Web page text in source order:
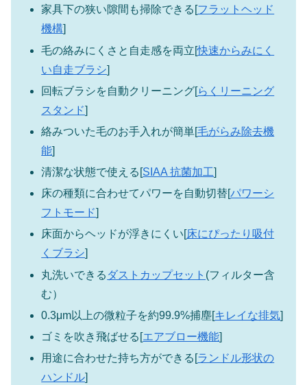
家具下の狭い隙間も掃除できる[フラットヘッド
機構]
毛の絡みにくさと自走感を両立[快速からみにく
い自走ブラシ]
回転ブラシを自動クリーニング[らくリーニング
スタンド]
絡みついた毛のお手入れが簡単[毛がらみ除去機
能]
清潔な状態で使える[SIAA 抗菌加工]
床の種類に合わせてパワーを自動切替[パワーシ
フトモード]
床面からヘッドが浮きにくい[ 床にぴったり吸付
くブラシ
丸洗いできる ダストカップセット (フィルター含
む）
0.3μm以上の微粒子を約99.9%捕塵[キレイな排気]
ゴミを吹き飛ばせる[エアブロー機能]
用途に合わせた持ち方ができる[ランドル形状の
ハンドル]